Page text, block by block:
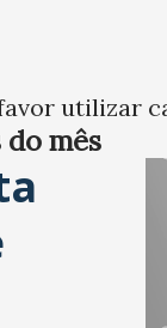
Será
que
Roberto
Waterline
e
utilizar
mês